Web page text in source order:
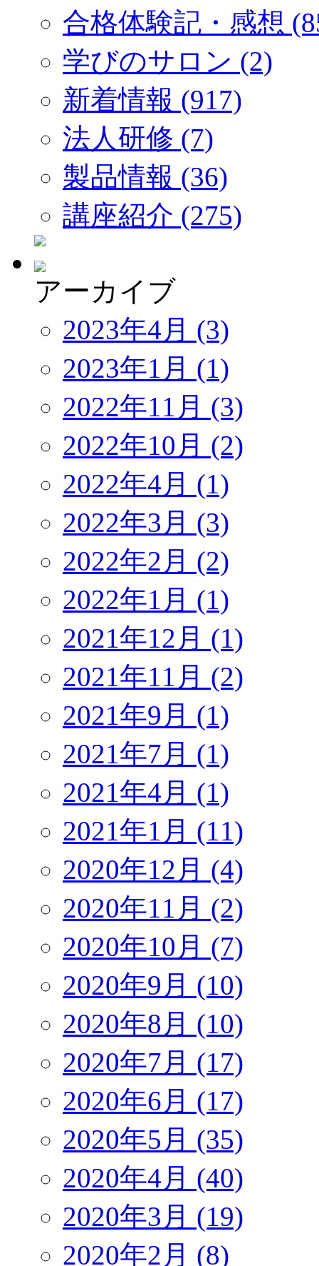
合格体験記・感想
学びのサロン (2)
新着情報 (917)
法人研修 (7)
製品情報 (36)
講座紹介 (275)
アーカイブ
2023年4月 (3)
2023年1月 (1)
2022年11月 (3)
2022年10月 (2)
2022年4月 (1)
2022年3月 (3)
2022年2月 (2)
2022年1月 (1)
2021年12月 (1)
2021年11月 (2)
2021年9月 (1)
2021年7月 (1)
2021年4月 (1)
2021年1月 (11)
2020年12月 (4)
2020年11月 (2)
2020年10月 (7)
2020年9月 (10)
2020年8月 (10)
2020年7月 (17)
2020年6月 (17)
2020年5月 (35)
2020年4月 (40)
2020年3月 (19)
2020年2月 (8)